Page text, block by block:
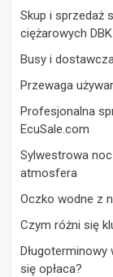
Skup i sprzedaż
ciężarowych DBK
Busy i
Przewaga
Profesjonalna
EcuSale.com
Sylwestrowa
atmosfera
Oczko wodne z
Czym różni się
się opłaca?